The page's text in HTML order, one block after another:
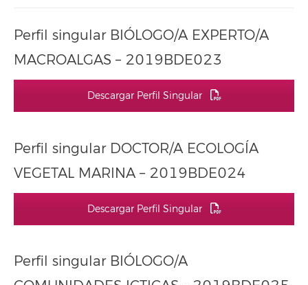
Perfil singular BIÓLOGO/A EXPERTO/A
MACROALGAS – 2019BDE023
Descargar Perfil Singular
Perfil singular DOCTOR/A ECOLOGÍA
VEGETAL MARINA – 2019BDE024
Descargar Perfil Singular
Perfil singular BIÓLOGO/A